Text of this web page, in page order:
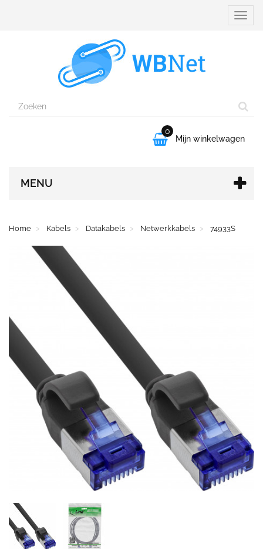

0
Mijn winkelwagen
MENU
Home Kabels Datakabels Netwerkkabels 74933S